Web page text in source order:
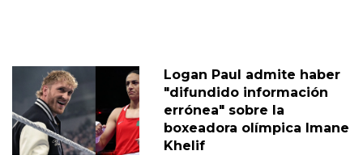
Logan Paul admite haber
"difundido información
errónea" sobre la
boxeadora olímpica Imane
Khelif